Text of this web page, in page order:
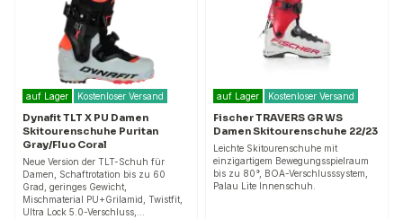
auf Lager Kostenloser Versand
Dynafit TLT X PU Damen
Skitourenschuhe Puritan
Gray/Fluo Coral
Neue Version der TLT-Schuh für
Damen, Schaftrotation bis zu 60
Grad, geringes Gewicht,
Mischmaterial PU+Grilamid, Twistfit,
Ultra Lock 5.0-Verschluss,…
auf Lager Kostenloser Versand
Fischer TRAVERS GR WS
Damen Skitourenschuhe 22/23
Leichte Skitourenschuhe mit
einzigartigem Bewegungsspielraum
bis zu 80°, BOA-Verschlusssystem,
Palau Lite Innenschuh.